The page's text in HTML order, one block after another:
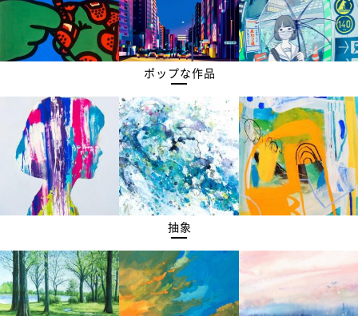
ポップな作品
抽象